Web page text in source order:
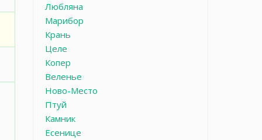
Любляна
Марибор
Крань
Целе
Копер
Веленье
Ново-Место
Птуй
Камник
Есенице